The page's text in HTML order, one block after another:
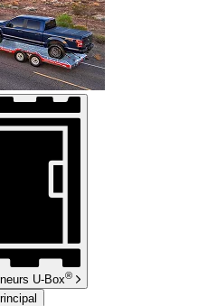
U-Box®